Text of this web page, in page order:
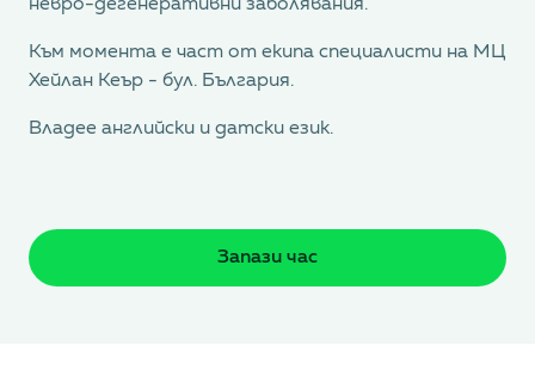
невро-дегенеративни заболявания.
Към момента е част от екипа специалисти на МЦ
Хейлан Кеър - бул. България.
Владее английски и датски език.
Запази час